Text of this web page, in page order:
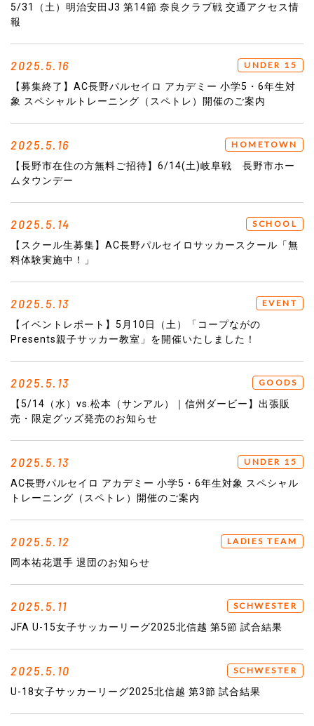
5/31（土）明治安田J3 第14節 奈良クラブ戦 交通アクセス情
報
2025.5.16 UNDER 15
【募集終了】AC長野パルセイロ アカデミー 小学5・6年生対
象 スペシャルトレーニング（スペトレ）開催のご案内
2025.5.16 HOMETOWN
【長野市在住の方無料ご招待】6/14(土)岐阜戦 長野市ホー
ムタウンデー
2025.5.14 SCHOOL
【スクール生募集】AC長野パルセイロサッカースクール「無
料体験実施中！」
2025.5.13 EVENT
【イベントレポート】5月10日（土）「コープながの
Presents親子サッカー教室」を開催いたしました！
2025.5.13 GOODS
【5/14（水）vs.松本（サンアル）｜信州ダービー】出張販
売・限定グッズ発売のお知らせ
2025.5.13 UNDER 15
AC長野パルセイロ アカデミー 小学5・6年生対象 スペシャル
トレーニング（スペトレ）開催のご案内
2025.5.12 LADIES TEAM
岡本祐花選手 退団のお知らせ
2025.5.11 SCHWESTER
JFA U-15女子サッカーリーグ2025北信越 第5節 試合結果
2025.5.10 SCHWESTER
U-18女子サッカーリーグ2025北信越 第3節 試合結果